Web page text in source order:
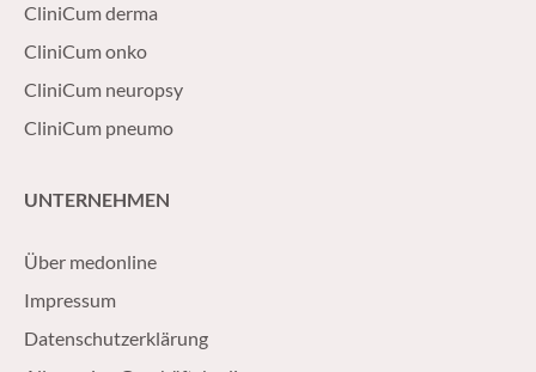
CliniCum derma
CliniCum onko
CliniCum neuropsy
CliniCum pneumo
UNTERNEHMEN
Über medonline
Impressum
Datenschutzerklärung